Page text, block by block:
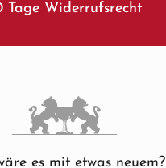
Tage Widerrufsrecht
es mit etwas neuem?